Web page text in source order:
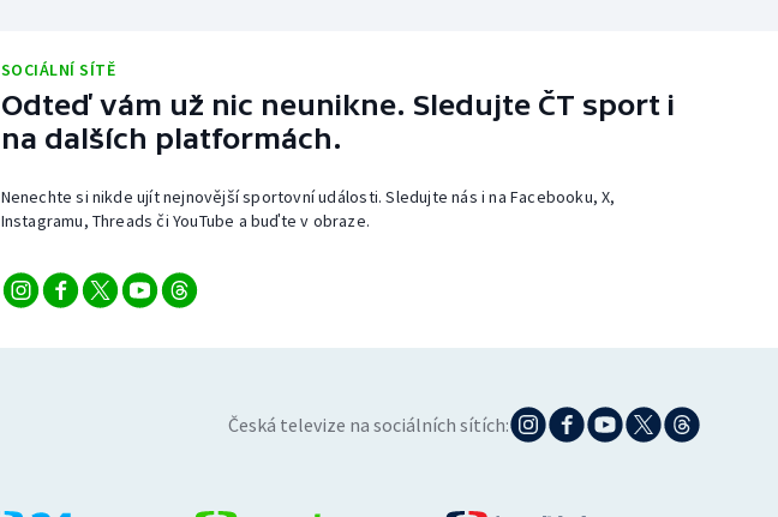
SOCIÁLNÍ SÍTĚ
Odteď vám už nic neunikne. Sledujte ČT sport i
na dalších platformách.
Nenechte si nikde ujít nejnovější sportovní události. Sledujte nás i na Facebooku, X,
Instagramu, Threads či YouTube a buďte v obraze.
Česká televize na sociálních sítích: